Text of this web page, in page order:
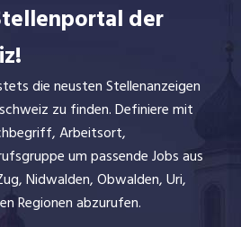
der
die neusten Stellenanzeigen
zu finden. Definiere mit
Arbeitsort,
um passende Jobs aus
Nidwalden, Obwalden, Uri,
Regionen abzurufen.